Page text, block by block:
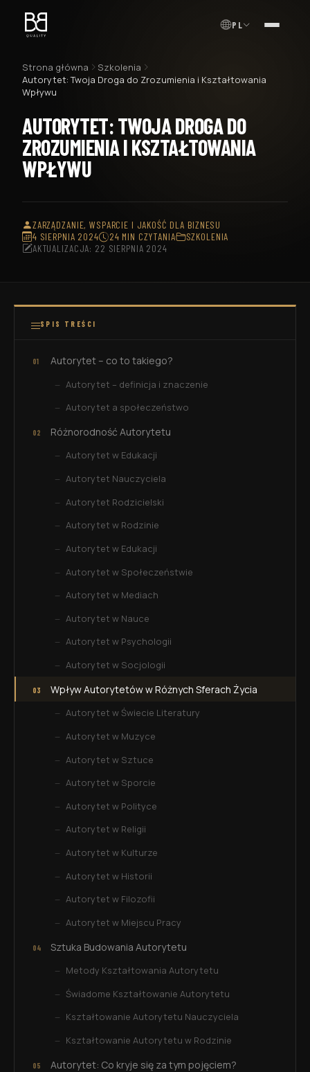
PL MENU
Strona główna
Szkolenia
Autorytet: Twoja Droga do Zrozumienia i Kształtowania
Wpływu
AUTORYTET: TWOJA DROGA DO
ZROZUMIENIA I KSZTAŁTOWANIA
WPŁYWU
ZARZĄDZANIE, WSPARCIE I JAKOŚĆ DLA BIZNESU
4 SIERPNIA 2024
24 MIN CZYTANIA
SZKOLENIA
AKTUALIZACJA: 22 SIERPNIA 2024
SPIS TREŚCI
Autorytet – co to takiego?
Autorytet – definicja i znaczenie
Autorytet a społeczeństwo
Różnorodność Autorytetu
Autorytet w Edukacji
Autorytet Nauczyciela
Autorytet Rodzicielski
Autorytet w Rodzinie
Autorytet w Edukacji
Autorytet w Społeczeństwie
Autorytet w Mediach
Autorytet w Nauce
Autorytet w Psychologii
Autorytet w Socjologii
Wpływ Autorytetów w Różnych Sferach Życia
Autorytet w Świecie Literatury
Autorytet w Muzyce
Autorytet w Sztuce
Autorytet w Sporcie
Autorytet w Polityce
Autorytet w Religii
Autorytet w Kulturze
Autorytet w Historii
Autorytet w Filozofii
Autorytet w Miejscu Pracy
Sztuka Budowania Autorytetu
Metody Kształtowania Autorytetu
Świadome Kształtowanie Autorytetu
Kształtowanie Autorytetu Nauczyciela
Kształtowanie Autorytetu w Rodzinie
Autorytet: Co kryje się za tym pojęciem?